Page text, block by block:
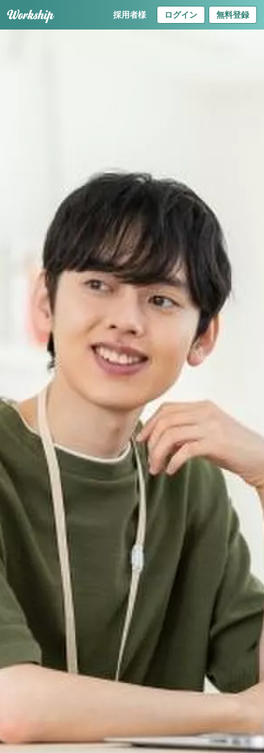
採用者様 ログイン 無料登録